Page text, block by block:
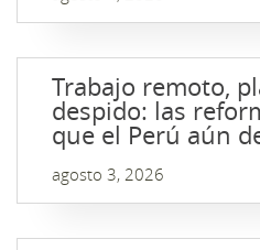
Trabajo remoto,
despido: las
que el Perú aún
agosto 3, 2026